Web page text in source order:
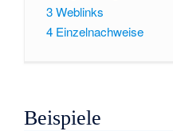
3Weblinks
4 Einzelnachweise
Beispiele